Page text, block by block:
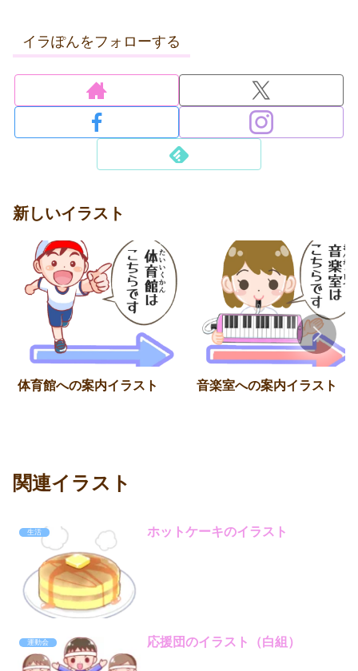
イラぽんをフォローする
新しいイラスト
体育館への案内イラスト 音楽室への案内イラスト
関連イラスト
生活 ホットケーキのイラスト
運動会 応援団のイラスト（白組）